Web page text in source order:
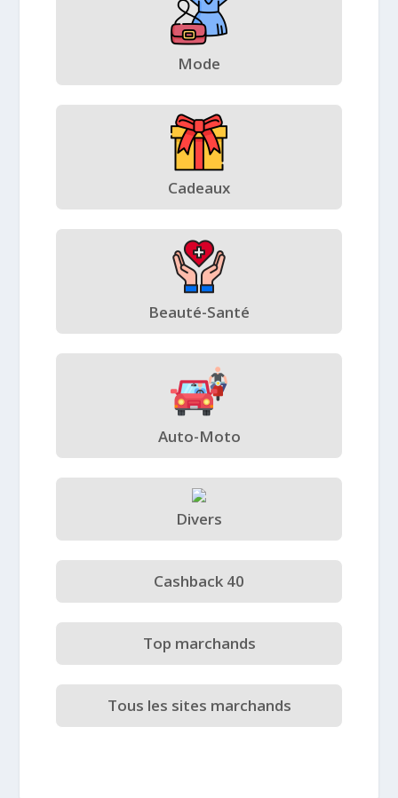
Mode
Cadeaux
Beauté-Santé
Auto-Moto
Divers
Cashback 40
Top marchands
Tous les sites marchands